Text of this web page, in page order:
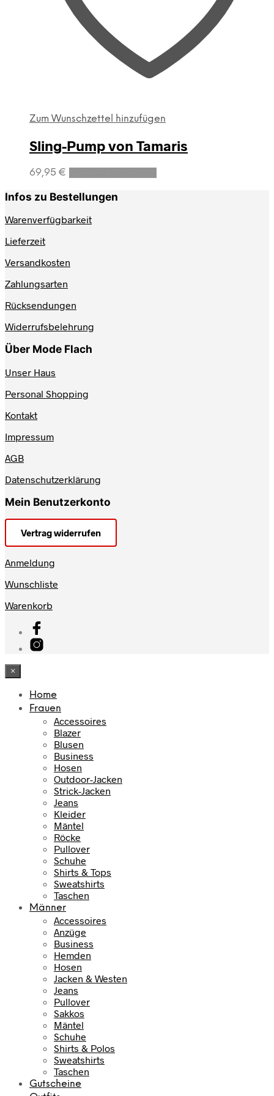
Zum Wunschzettel hinzufügen
Sling-Pump von Tamaris
69,95 €
Dieses
Infos zu Bestellungen
Warenverfügbarkeit
Lieferzeit
Versandkosten
Zahlungsarten
Rücksendungen
Widerrufsbelehrung
Über Mode Flach
Unser Haus
Personal Shopping
Kontakt
Impressum
AGB
Datenschutzerklärung
Mein Benutzerkonto
Vertrag widerrufen
Anmeldung
Wunschliste
Warenkorb
×
Home
Frauen
Accessoires
Blazer
Blusen
Business
Hosen
Outdoor-Jacken
Strick-Jacken
Jeans
Kleider
Mäntel
Röcke
Pullover
Schuhe
Shirts & Tops
Sweatshirts
Taschen
Männer
Accessoires
Anzüge
Business
Hemden
Hosen
Jacken & Westen
Jeans
Pullover
Sakkos
Mäntel
Schuhe
Shirts & Polos
Sweatshirts
Taschen
Gutscheine